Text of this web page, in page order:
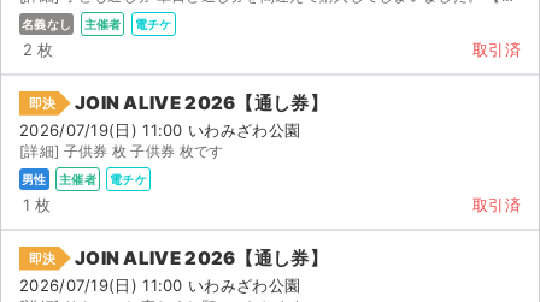
名義なし 主催者 電チケ
2 枚 取引済
即決 JOIN ALIVE 2026【通し券】
2026/07/19(日) 11:00 いわみざわ公園
[詳細] 子供券 枚 子供券 枚です
男性 主催者 電チケ
1 枚 取引済
即決 JOIN ALIVE 2026【通し券】
2026/07/19(日) 11:00 いわみざわ公園